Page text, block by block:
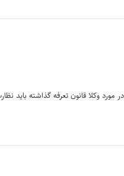
وکلا قانون تعرفه گذاشته باید